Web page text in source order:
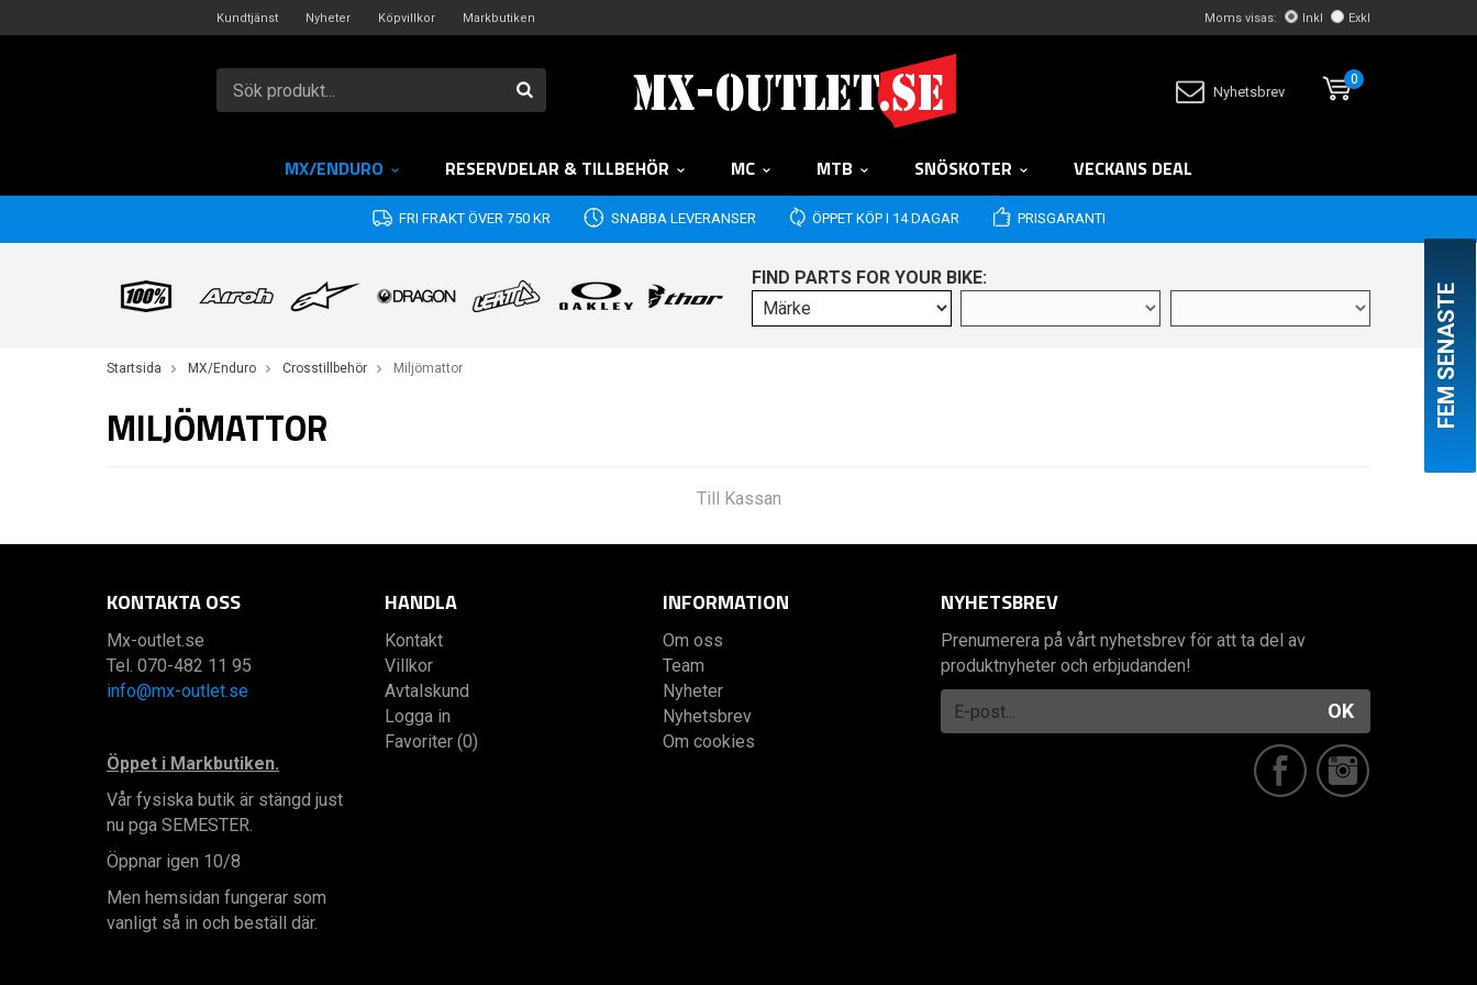
Kundtjänst Nyheter Köpvillkor Markbutiken Moms visas: Inkl Exkl
Nyhetsbrev
0
MX/ENDURO RESERVDELAR & TILLBEHÖR MC MTB SNÖSKOTER VECKANS DEAL
FRI FRAKT ÖVER 750 KR SNABBA LEVERANSER ÖPPET KÖP I 14 DAGAR PRISGARANTI
FIND PARTS FOR YOUR BIKE:
Startsida MX/Enduro Crosstillbehör Miljömattor
MILJÖMATTOR
Till Kassan
FEM SENASTE
KONTAKTA OSS
Mx-outlet.se
Tel. 070-482 11 95
info@mx-outlet.se
Öppet i Markbutiken.
Vår fysiska butik är stängd just
nu pga SEMESTER.
Öppnar igen 10/8
Men hemsidan fungerar som
vanligt så in och beställ där.
HANDLA
Kontakt
Villkor
Avtalskund
Logga in
Favoriter (0)
INFORMATION
Om oss
Team
Nyheter
Nyhetsbrev
Om cookies
NYHETSBREV
Prenumerera på vårt nyhetsbrev för att ta del av
produktnyheter och erbjudanden!
OK